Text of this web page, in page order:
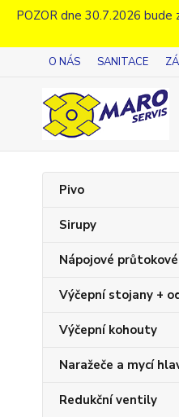
POZOR dne 30.7.2026
O NÁS SANITACE
Pivo
Sirupy
Nápojové
Výčepní stojany +
Výčepní kohouty
Naražeče a mycí
Redukční ventily